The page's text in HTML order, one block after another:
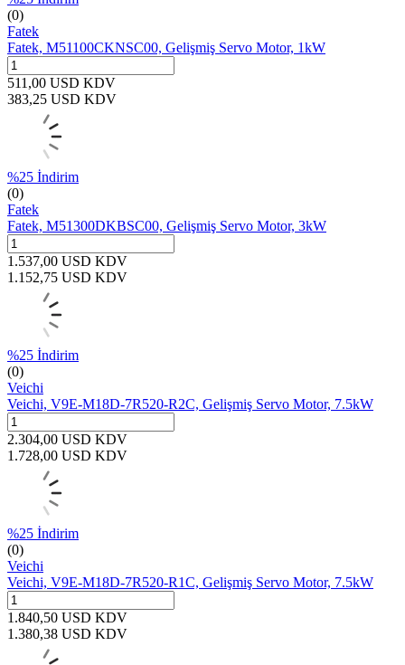
(0)
Fatek
Fatek, M51100CKNSC00, Gelişmiş Servo Motor, 1kW
511,00 USD KDV
383,25 USD KDV
%25 İndirim
(0)
Fatek
Fatek, M51300DKBSC00, Gelişmiş Servo Motor, 3kW
1.537,00 USD KDV
1.152,75 USD KDV
%25 İndirim
(0)
Veichi
Veichi, V9E-M18D-7R520-R2C, Gelişmiş Servo Motor, 7.5kW
2.304,00 USD KDV
1.728,00 USD KDV
%25 İndirim
(0)
Veichi
Veichi, V9E-M18D-7R520-R1C, Gelişmiş Servo Motor, 7.5kW
1.840,50 USD KDV
1.380,38 USD KDV